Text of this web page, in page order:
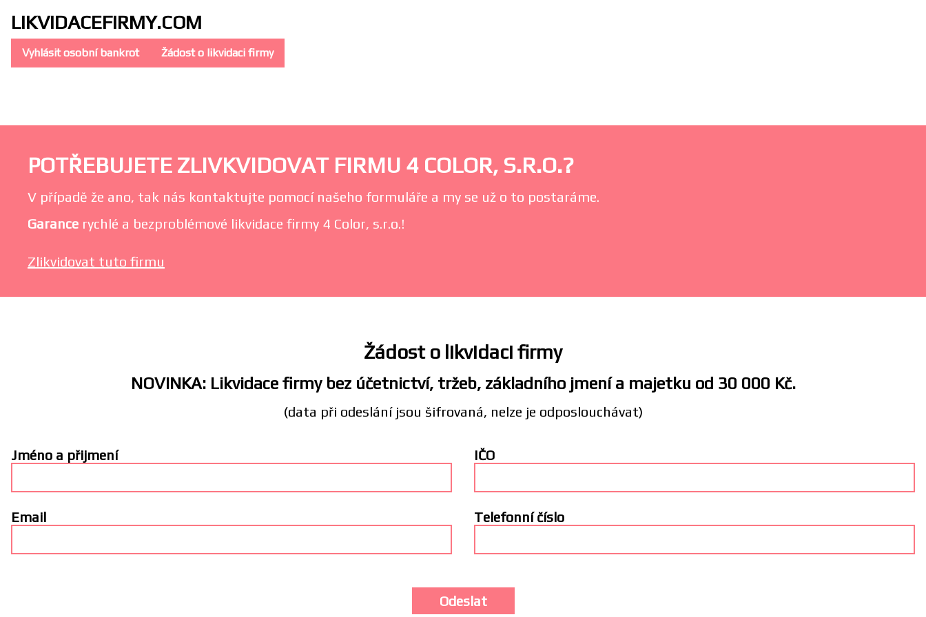
LIKVIDACEFIRMY.COM
Vyhlásit osobní bankrot Žádost o likvidaci firmy
POTŘEBUJETE ZLIVKVIDOVAT FIRMU 4 COLOR, S.R.O.?
V případě že ano, tak nás kontaktujte pomocí našeho formuláře a my se už o to postaráme.
Garance rychlé a bezproblémové likvidace firmy 4 Color, s.r.o.!
Zlikvidovat tuto firmu
Žádost o likvidaci firmy
NOVINKA: Likvidace firmy bez účetnictví, tržeb, základního jmení a majetku od 30 000 Kč.
(data při odeslání jsou šifrovaná, nelze je odposlouchávat)
Jméno a přijmení IČO
Email Telefonní číslo
Odeslat